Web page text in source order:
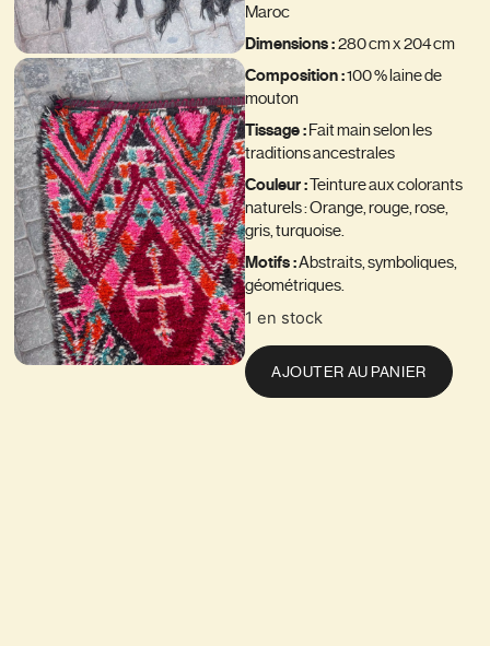
Maroc
Dimensions :280 cm x 204 cm
Composition :100 % laine de
mouton
Tissage :Fait main selon les
traditions ancestrales
Couleur :Teinture aux colorants
naturels : Orange, rouge, rose,
gris, turquoise.
Motifs :Abstraits, symboliques,
géométriques.
1 en stock
AJOUTER AU PANIER